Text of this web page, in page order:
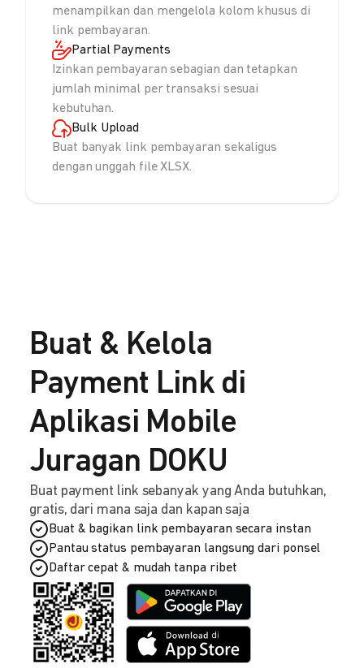
menampilkan dan mengelola kolom khusus di
link pembayaran.
Partial Payments
Izinkan pembayaran sebagian dan tetapkan
jumlah minimal per transaksi sesuai
kebutuhan.
Bulk Upload
Buat banyak link pembayaran sekaligus
dengan unggah file XLSX.
Buat & Kelola
Payment Link di
Aplikasi Mobile
Juragan DOKU
Buat payment link sebanyak yang Anda butuhkan,
gratis, dari mana saja dan kapan saja
Buat & bagikan link pembayaran secara instan
Pantau status pembayaran langsung dari ponsel
Daftar cepat & mudah tanpa ribet